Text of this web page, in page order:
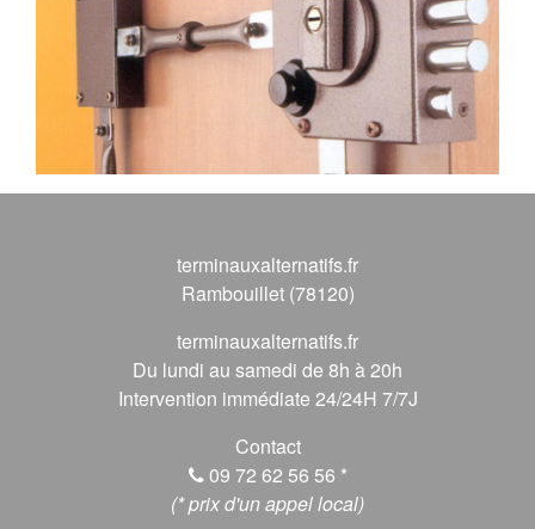
terminauxalternatifs.fr
Rambouillet (78120)
terminauxalternatifs.fr
Du lundi au samedi de 8h à 20h
Intervention immédiate 24/24H 7/7J
Contact
09 72 62 56 56 *
(* prix d'un appel local)